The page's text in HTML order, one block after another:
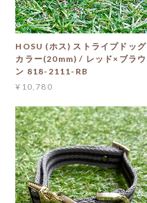
HOSU (ホス) ストライプドッグ
カラー(20mm) / レッド×ブラウ
ン 818-2111-RB
¥10,780